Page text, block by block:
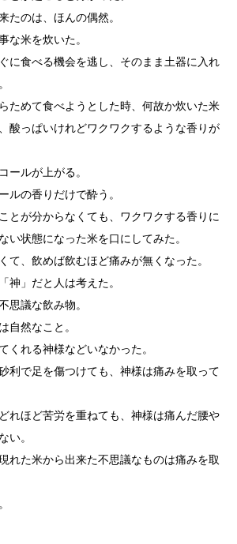
たのは、ほんの偶然。
な米を炊いた。
に食べる機会を逃し、そのまま土器に入れ
ためて食べようとした時、何故か炊いた米
酸っぱいけれどワクワクするような香りが
ールが上がる。
ルの香りだけで酔う。
とが分からなくても、ワクワクする香りに
い状態になった米を口にしてみた。
て、飲めば飲むほど痛みが無くなった。
神」だと人は考えた。
思議な飲み物。
自然なこと。
くれる神様などいなかった。
利で足を傷つけても、神様は痛みを取って
れほど苦労を重ねても、神様は痛んだ腰や
い。
れた米から出来た不思議なものは痛みを取